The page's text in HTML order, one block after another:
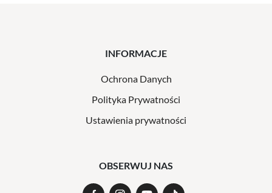
INFORMACJE
Ochrona Danych
Polityka Prywatności
Ustawienia prywatności
OBSERWUJ NAS